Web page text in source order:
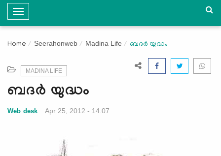
T
o
g
N
a
v
Home Seerahonweb Madina Life ബദര്‍ യുദ്ധം
MADINA LIFE
ബദര്‍ യുദ്ധം
Web desk Apr 25, 2012 - 14:07